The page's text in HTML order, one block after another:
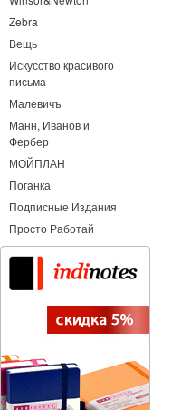
Zebra
Вещь
Искусство красивого
письма
Малевичъ
Манн, Иванов и
Фербер
МОЙПЛАН
Поганка
Подписные Издания
Просто Работай